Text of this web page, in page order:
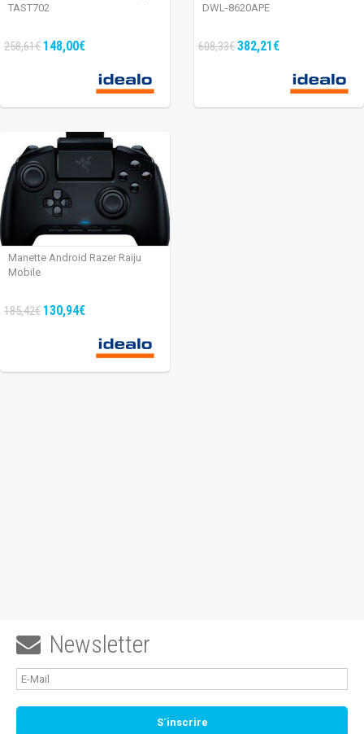
TAST702
258,61€ 148,00€
DWL-8620APE
608,33€382,21€
Manette Android Razer Raiju
Mobile
185,42€ 130,94€
 Newsletter